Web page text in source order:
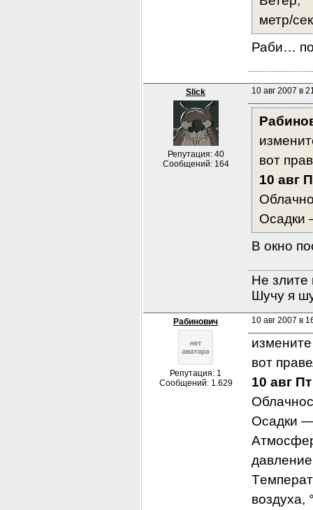
метр/
Раби…
Slick
Репутация: 40
Сообщений: 164
10 авг 2007 в
вот
10 авг
Осадки
В окно
Не злите
Шучу я
Рабинович
Репутация: 1
Сообщений: 1.629
10 авг 2007 в
вот
10 авг
Осадки